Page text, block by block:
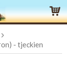
- tjeckien